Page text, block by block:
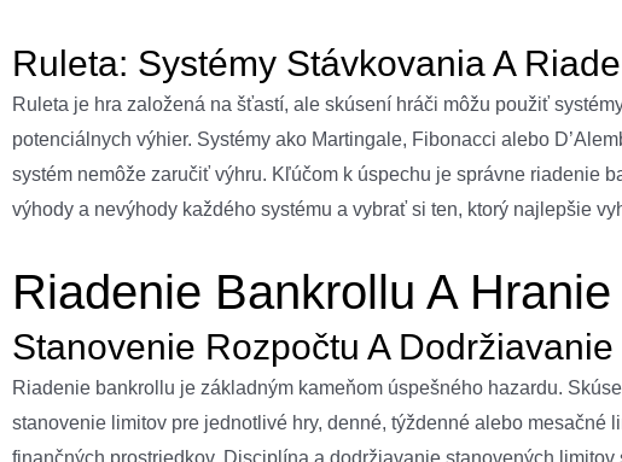
Ruleta: Systémy Stávkovania A
Ruleta je hra založená na šťastí, ale skúsení hráči môžu použiť
potenciálnych výhier. Systémy ako Martingale, Fibonacci alebo
systém nemôže zaručiť výhru. Kľúčom k úspechu je správne riadenie
výhody a nevýhody každého systému a vybrať si ten, ktorý najlepšie
Riadenie Bankrollu A
Stanovenie Rozpočtu A
Riadenie bankrollu je základným kameňom úspešného hazardu.
stanovenie limitov pre jednotlivé hry, denné, týždenné alebo
finančných prostriedkov. Disciplína a dodržiavanie stanovených